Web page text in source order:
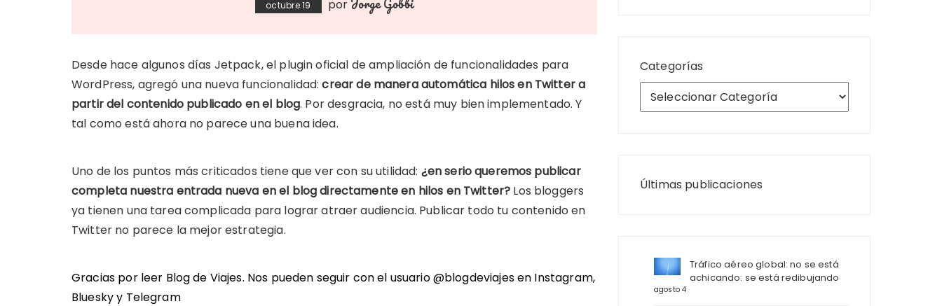
octubre 19 por
Desde hace algunos días Jetpack, el plugin oficial de ampliación de funcionalidades para
WordPress, agregó una nueva funcionalidad:crear de manera automática hilos en Twitter a
partir del contenido publicado en el blog. Por desgracia, no está muy bien implementado. Y
tal como está ahora no parece una buena idea.
Uno de los puntos más criticados tiene que ver con su utilidad: ¿en serio queremos publicar
completa nuestra entrada nueva en el blog directamente en hilos en Twitter? Los bloggers
ya tienen una tarea complicada para lograr atraer audiencia. Publicar todo tu contenido en
Twitter no parece la mejor estrategia.
Gracias por leer Blog de Viajes. Nos pueden seguir con el usuario @blogdeviajes en Instagram,
Blueskyy Telegram
Categorías
Últimas publicaciones
Tráfico aéreo global: no se está
achicando: se está redibujando
agosto 4